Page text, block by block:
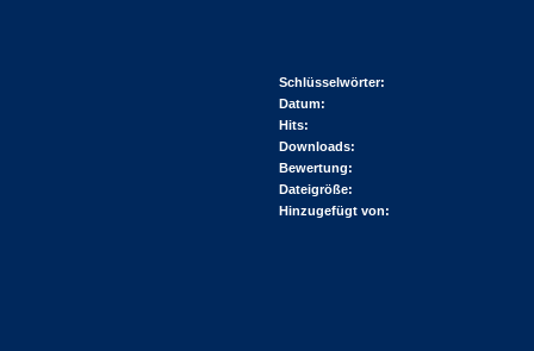
Schlüsselwörter:
Datum:
Hits:
Downloads:
Bewertung:
Dateigröße:
Hinzugefügt von: